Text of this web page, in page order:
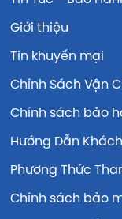
Giới thiệu
Tin khuyến mại
Chính Sách Vận
Chính sách bảo
Hướng Dẫn
Phương Thức
Chính sách bảo